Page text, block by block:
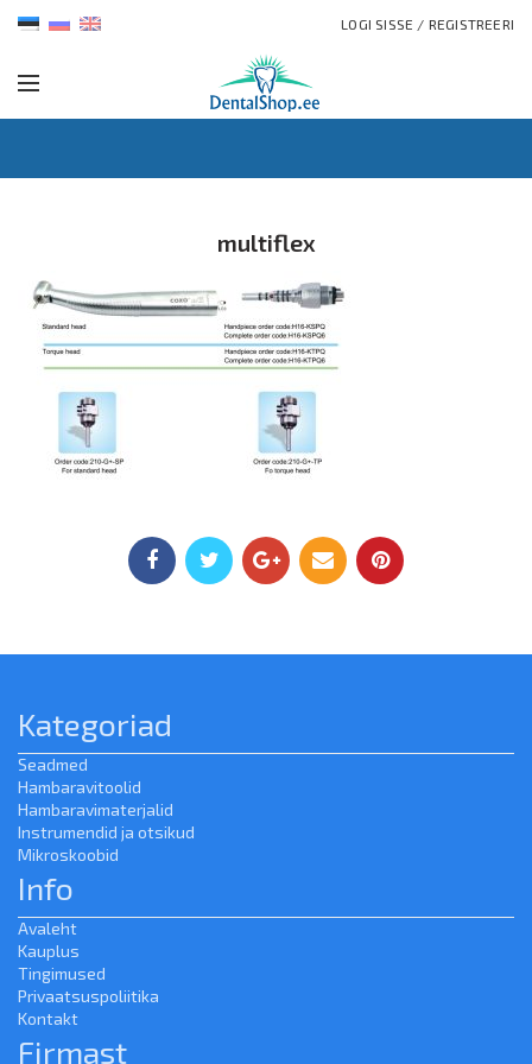
LOGI SISSE / REGISTREERI
multiflex
Kategoriad
Seadmed
Hambaravitoolid
Hambaravimaterjalid
Instrumendid ja otsikud
Mikroskoobid
Info
Avaleht
Kauplus
Tingimused
Privaatsuspoliitika
Kontakt
Firmast